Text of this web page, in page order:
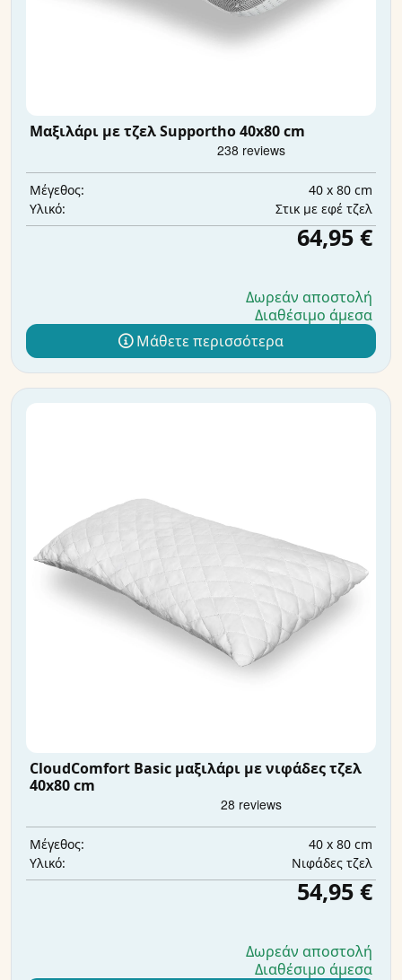
Μαξιλάρι με τζελ Supportho 40x80 cm
Μέγεθος:
40 x 80 cm
Υλικό:
Στικ με εφέ τζελ
64,95 €
Δωρεάν αποστολή
Διαθέσιμο άμεσα
Μάθετε περισσότερα
CloudComfort Basic μαξιλάρι με νιφάδες τζελ
40x80 cm
Μέγεθος:
40 x 80 cm
Υλικό:
Νιφάδες τζελ
54,95 €
Δωρεάν αποστολή
Διαθέσιμο άμεσα